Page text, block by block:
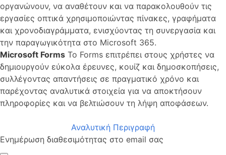
οργανώνουν, να αναθέτουν και να παρακολουθούν τις
εργασίες οπτικά χρησιμοποιώντας πίνακες, γραφήματα
και χρονοδιαγράμματα, ενισχύοντας τη συνεργασία και
την παραγωγικότητα στο Microsoft 365.
Microsoft Forms Το Forms επιτρέπει στους χρήστες να
δημιουργούν εύκολα έρευνες, κουίζ και δημοσκοπήσεις,
συλλέγοντας απαντήσεις σε πραγματικό χρόνο και
παρέχοντας αναλυτικά στοιχεία για να αποκτήσουν
πληροφορίες και να βελτιώσουν τη λήψη αποφάσεων.
Αναλυτική Περιγραφή
Ενημέρωση διαθεσιμότητας στο email σας